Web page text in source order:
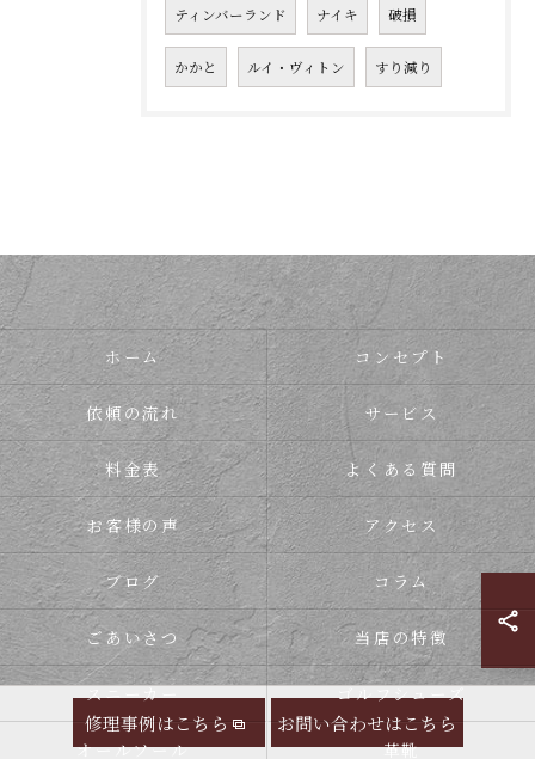
ティンバーランド ナイキ 破損
かかと ルイ・ヴィトン すり減り
修理事例はこちら お問い合わせはこちら
ホーム コンセプト
依頼の流れ サービス
料金表 よくある質問
お客様の声 アクセス
ブログ コラム
ごあいさつ 当店の特徴
スニーカー ゴルフシューズ
オールソール 革靴